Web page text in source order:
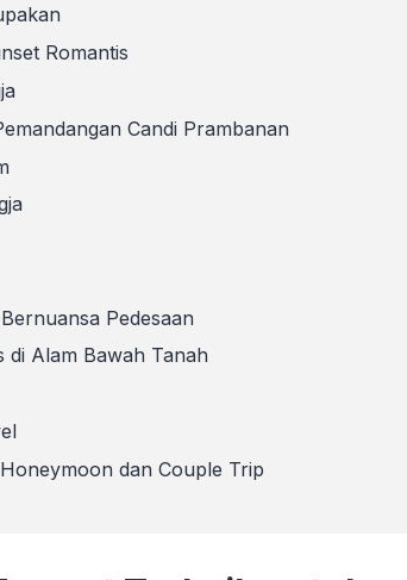
Romantis
Candi Prambanan
Pedesaan
di Alam Bawah Tanah
dan Couple Trip